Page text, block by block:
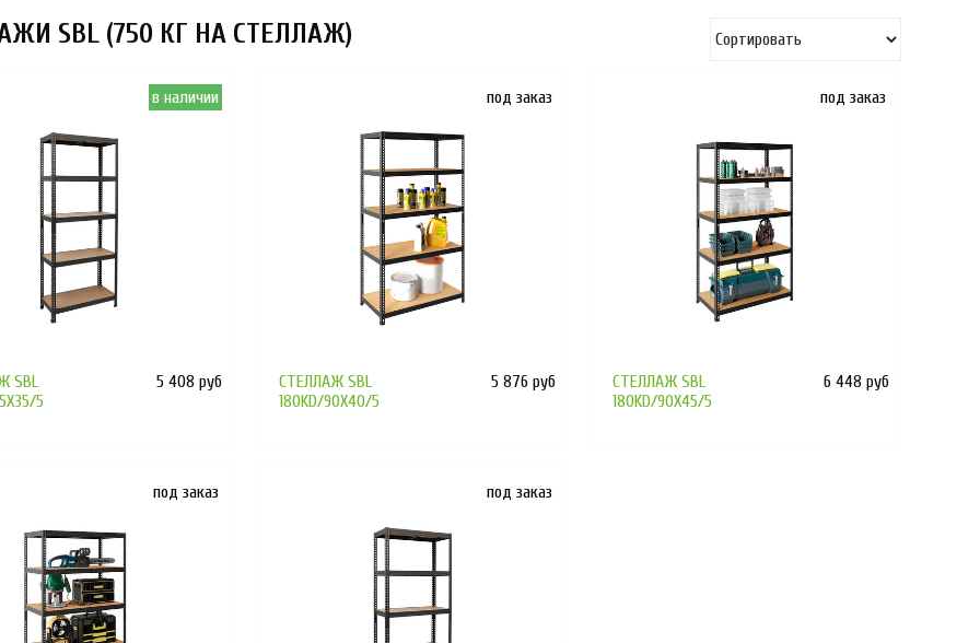
SBL (750 КГ НА СТЕЛЛАЖ)
в наличии
SBL
5
5 408 руб
под заказ
СТЕЛЛАЖ SBL
180KD/90X40/5
5 876 руб
под заказ
СТЕЛЛАЖ SBL
180KD/90X45/5
6 448 руб
под заказ под заказ